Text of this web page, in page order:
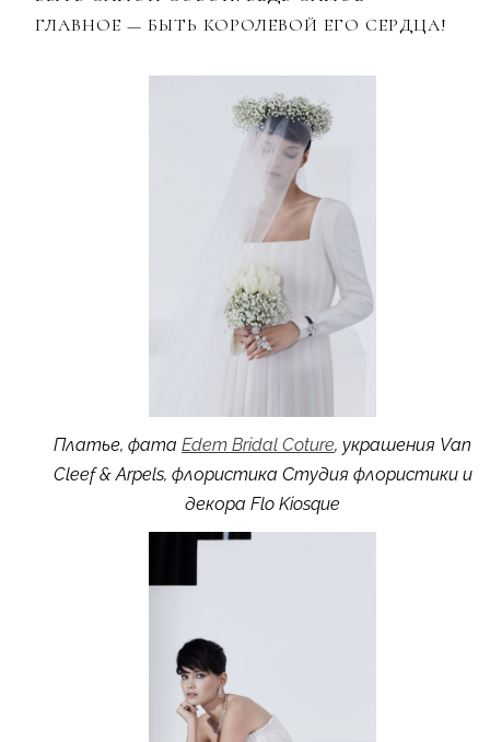
ГЛАВНОЕ — БЫТЬ КОРОЛЕВОЙ ЕГО СЕРДЦА!
Платье, фата Edem Bridal Coture, украшения Van
Cleef & Arpels, флористика Студия флористики и
декора Flo Kiosque